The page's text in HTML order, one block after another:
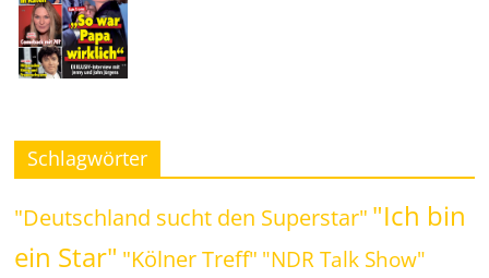
Schlagwörter
"Deutschland sucht den Superstar" "Ich bin
ein Star" "Kölner Treff" "NDR Talk Show"